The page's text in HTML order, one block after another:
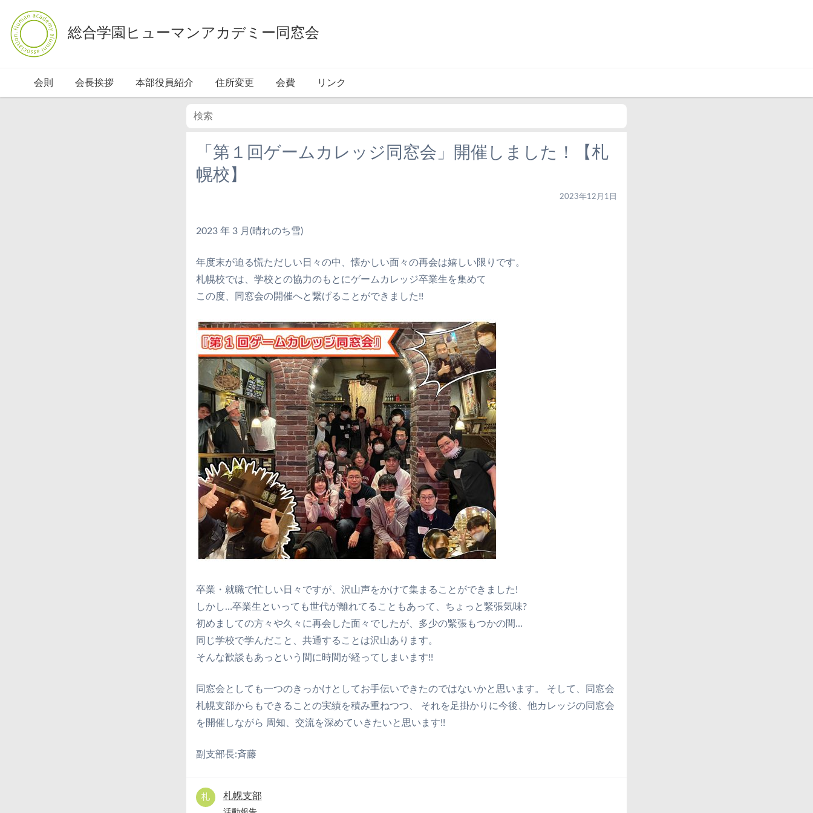
総合学園ヒューマンアカデミー同窓会
会則 会長挨拶 本部役員紹介 住所変更 会費 リンク
「第１回ゲームカレッジ同窓会」開催しました！【札
幌校】
2023年12月1日
2023 年 3 月(晴れのち雪)
年度末が迫る慌ただしい日々の中、懐かしい面々の再会は嬉しい限りです。
札幌校では、学校との協力のもとにゲームカレッジ卒業生を集めて
この度、同窓会の開催へと繋げることができました!!
卒業・就職で忙しい日々ですが、沢山声をかけて集まることができました!
しかし…卒業生といっても世代が離れてることもあって、ちょっと緊張気味?
初めましての方々や久々に再会した面々でしたが、多少の緊張もつかの間…
同じ学校で学んだこと、共通することは沢山あります。
そんな歓談もあっという間に時間が経ってしまいます!!
同窓会としても一つのきっかけとしてお手伝いできたのではないかと思います。 そして、同窓会
札幌支部からもできることの実績を積み重ねつつ、 それを足掛かりに今後、他カレッジの同窓会
を開催しながら 周知、交流を深めていきたいと思います!!
副支部長:斉藤
札幌支部